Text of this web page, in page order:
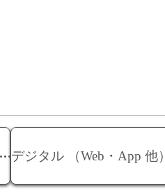
デジタル （Web・App 他）